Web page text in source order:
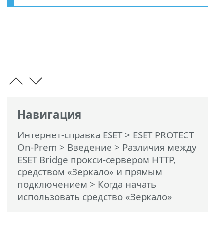
Навигация
Интернет-справка ESET> ESET PROTECT
On-Prem > Введение > Различия между
ESET Bridge прокси-сервером HTTP,
средством «Зеркало» и прямым
подключением > Когда начать
использовать средство «Зеркало»